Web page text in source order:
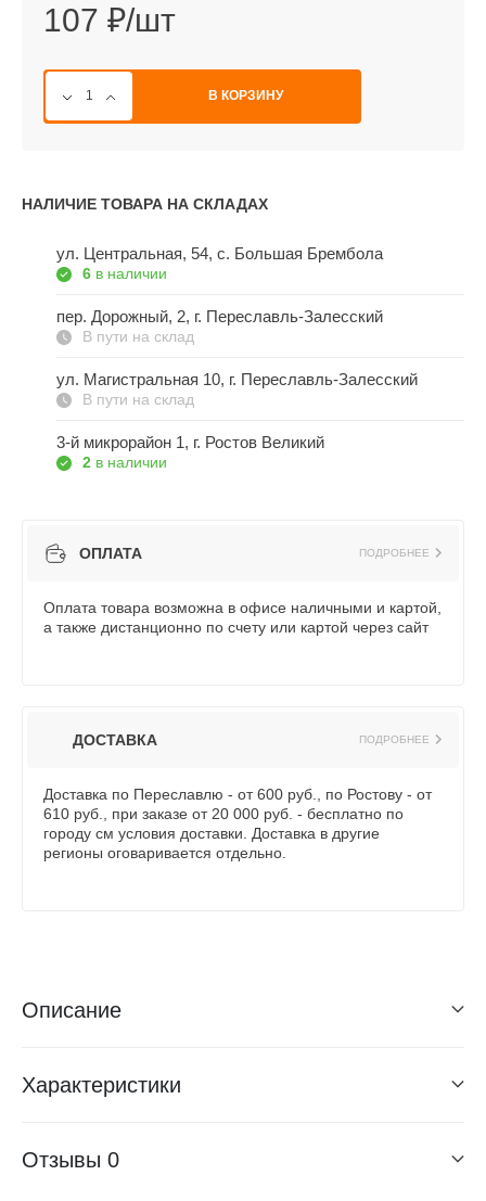
107 ₽/шт
В КОРЗИНУ
НАЛИЧИЕ ТОВАРА НА СКЛАДАХ
ул. Центральная, 54, c. Большая Брембола
6 в наличии
пер. Дорожный, 2, г. Переславль-Залесский
В пути на склад
ул. Магистральная 10, г. Переславль-Залесский
В пути на склад
3-й микрорайон 1, г. Ростов Великий
2 в наличии
ОПЛАТА ПОДРОБНЕЕ
Оплата товара возможна в офисе наличными и картой,
а также дистанционно по счету или картой через сайт
ДОСТАВКА ПОДРОБНЕЕ
Доставка по Переславлю - от 600 руб., по Ростову - от
610 руб., при заказе от 20 000 руб. - бесплатно по
городу см условия доставки. Доставка в другие
регионы оговаривается отдельно.
Описание
Характеристики
Отзывы 0